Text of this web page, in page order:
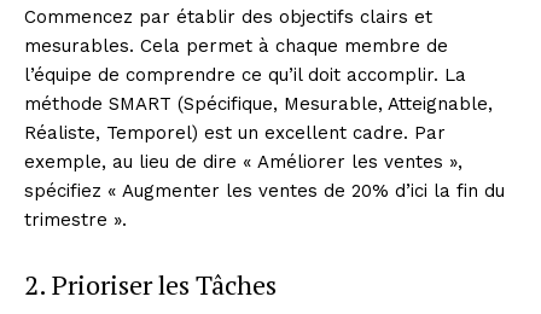
Commencez par établir des objectifs clairs et
mesurables. Cela permet à chaque membre de
l’équipe de comprendre ce qu’il doit accomplir. La
méthode SMART (Spécifique, Mesurable, Atteignable,
Réaliste, Temporel) est un excellent cadre. Par
exemple, au lieu de dire « Améliorer les ventes »,
spécifiez « Augmenter les ventes de 20% d’ici la fin du
trimestre ».
2. Prioriser les Tâches